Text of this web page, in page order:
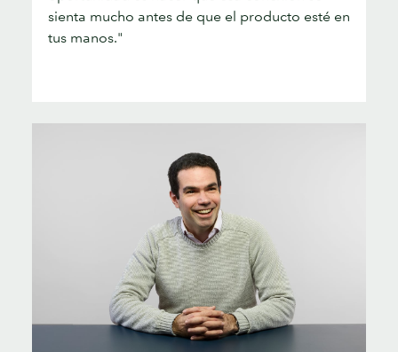
sienta mucho antes de que el producto esté en
tus manos."